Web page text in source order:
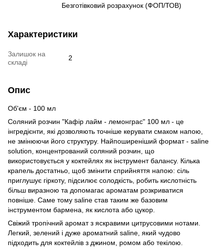
Безготівковий розрахунок (ФОП/ТОВ)
Характеристики
Залишок на
складі
2
Опис
Об'єм - 100 мл
Соляний розчин "Кафір лайм - лемонграс" 100 мл - це
інгредієнти, які дозволяють точніше керувати смаком напою,
не змінюючи його структуру. Найпоширеніший формат - saline
solution, концентрований соляний розчин, що
використовується у коктейлях як інструмент балансу. Кілька
крапель достатньо, щоб змінити сприйняття напою: сіль
приглушує гіркоту, підсилює солодкість, робить кислотність
більш виразною та допомагає ароматам розкриватися
повніше. Саме тому saline став таким же базовим
інструментом бармена, як кислота або цукор.
Свіжий тропічний аромат з яскравими цитрусовими нотами.
Легкий, зелений і дуже ароматний saline, який чудово
підходить для коктейлів з джином, ромом або текілою.